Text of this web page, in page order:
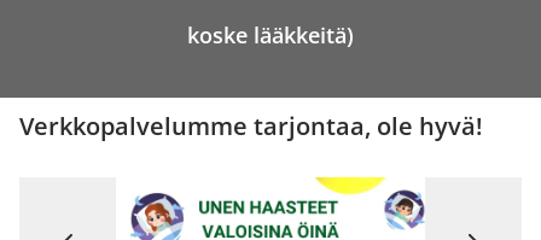
koske lääkkeitä)
Verkkopalvelumme tarjontaa, ole hyvä!